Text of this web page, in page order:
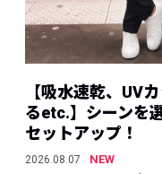
【吸水速乾、UV
るetc.】シーンを
セットアップ！
2026.08.07
NEW